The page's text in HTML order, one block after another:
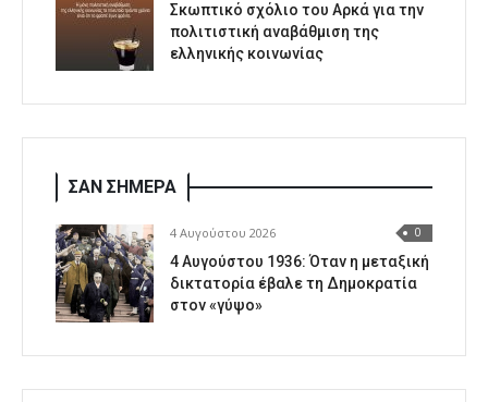
Σκωπτικό σχόλιο του Αρκά για την
πολιτιστική αναβάθμιση της
ελληνικής κοινωνίας
ΣΑΝ ΣΗΜΕΡΑ
4 Αυγούστου 2026 0
4 Αυγούστου 1936: Όταν η μεταξική
δικτατορία έβαλε τη Δημοκρατία
στον «γύψο»